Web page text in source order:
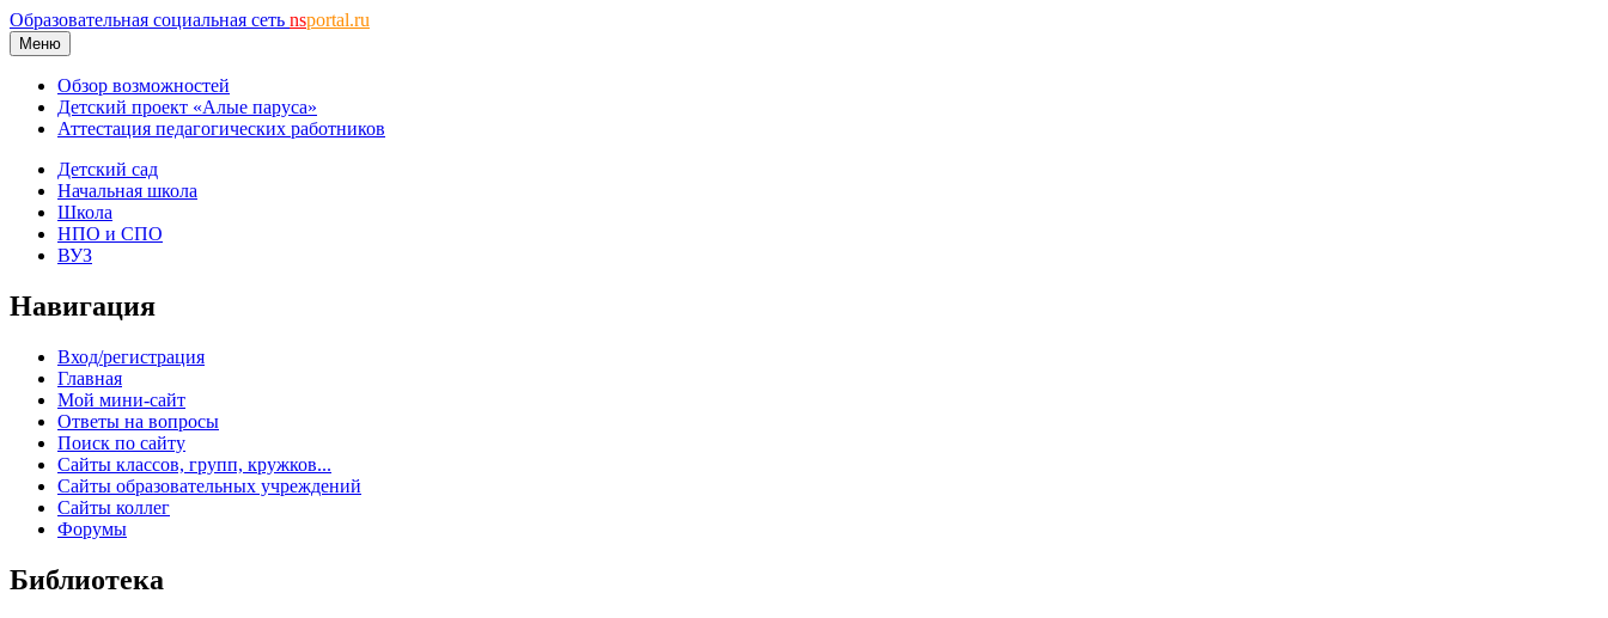
Образовательная социальная сеть nsportal.ru
Меню
Обзор возможностей
Детский проект «Алые паруса»
Аттестация педагогических работников
Детский сад
Начальная школа
Школа
НПО и СПО
ВУЗ
Навигация
Вход/регистрация
Главная
Мой мини-сайт
Ответы на вопросы
Поиск по сайту
Сайты классов, групп, кружков...
Сайты образовательных учреждений
Сайты коллег
Форумы
Библиотека